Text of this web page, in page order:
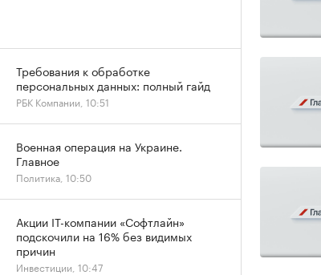
Требования к обработке
персональных данных: полный гайд
РБК Компании, 10:51
Военная операция на Украине.
Главное
Политика, 10:50
Акции IT-компании «Софтлайн»
подскочили на 16% без видимых
причин
Инвестиции, 10:47